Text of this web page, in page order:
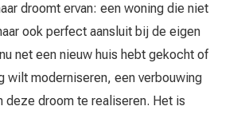
droomt ervan: een woning die niet
ook perfect aansluit bij de eigen
net een nieuw huis hebt gekocht of
wilt moderniseren, een verbouwing
deze droom te realiseren. Het is